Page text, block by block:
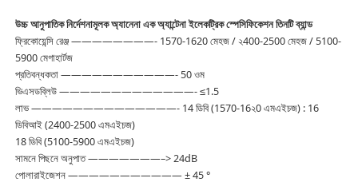
উচ্চ আনুপাতিক নির্দেশনামূলক অ্যানেনা এক অ্যান্টেনা ইলেকট্রিক স্পেসিফিকেশন তিনটি ব্যান্ড
ফ্রিকোয়েন্সি রেঞ্জ ————————- 1570-1620 মেহজ / ২400-2500 মেহজ / 5100-
5900 মেগাহার্টজ
প্রতিবন্ধকতা ———————————- 50 ওম
ভিএসডব্লিউ —————————————- ≤1.5
লাভ ——————————————- 14 ডিবি (1570-16২0 এমএইচজ) : 16
ডিবিআই (2400-2500 এমএইচজ)
18 ডিবি (5100-5900 এমএইচজ)
সামনে পিছনে অনুপাত ———————–> 24dB
পোলারাইজেশন ——————————— ± 45 °